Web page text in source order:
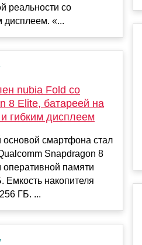
реальности со
дисплеем. «...
nubia Fold со
8 Elite, батареей на
гибким дисплеем
основой смартфона стал
Snapdragon 8
памяти
Емкость накопителя
ГБ. ...